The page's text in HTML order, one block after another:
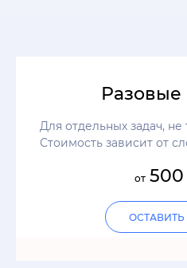
Разовые
Для отдельных задач,
Стоимость зависит от
от 500
ОСТАВИТЬ